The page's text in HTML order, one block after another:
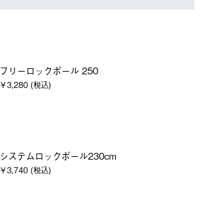
フリーロックポール 250
￥3,280 (税込)
システムロックポール230cm
￥3,740 (税込)